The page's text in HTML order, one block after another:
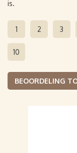
is.
1 2 3
10
BEOORDELING